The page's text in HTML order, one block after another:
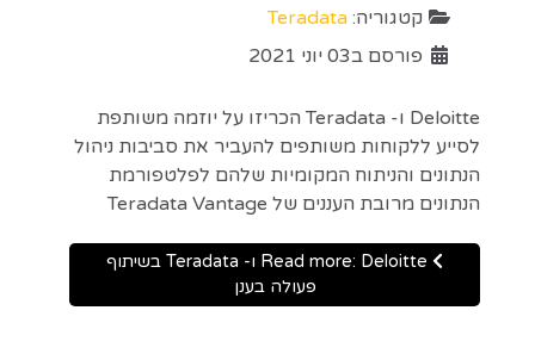
קטגוריה: Teradata
פורסם ב03 יוני 2021
Deloitte ו- Teradata הכריזו על יוזמה משותפת
לסייע ללקוחות משותפים להעביר את סביבות ניהול
הנתונים והניתוח המקומיות שלהם לפלטפורמת
הנתונים מרובת העננים של Teradata Vantage
Read more: Deloitte ו- Teradata בשיתוף
פעולה בענן